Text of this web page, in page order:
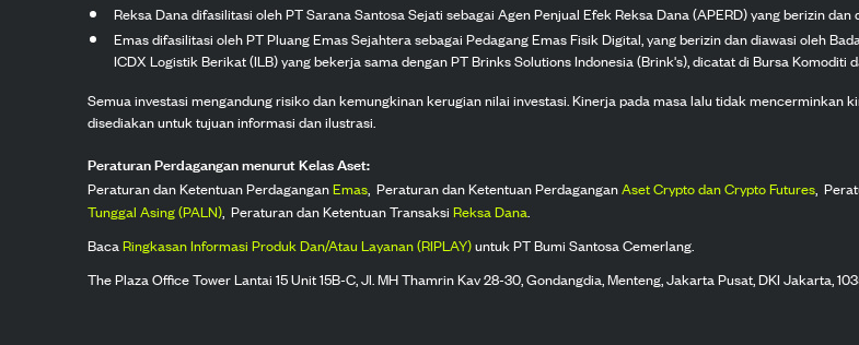
Reksa Dana difasilitasi oleh PT Sarana Santosa Sejati sebagai Agen Penjual Efek Reksa Dana (APERD) yang berizin
Emas difasilitasi oleh PT Pluang Emas Sejahtera sebagai Pedagang Emas Fisik Digital, yang berizin dan diawasi oleh
ICDX Logistik Berikat (ILB) yang bekerja sama dengan PT Brinks Solutions Indonesia (Brink's), dicatat di Bursa Komoditi
Semua investasi mengandung risiko dan kemungkinan kerugian nilai investasi. Kinerja pada masa lalu tidak
disediakan untuk tujuan informasi dan ilustrasi.
Peraturan Perdagangan menurut Kelas Aset:
Peraturan dan Ketentuan PerdaganganEmas, Peraturan dan Ketentuan PerdaganganAset Crypto dan Crypto Futures,
Tunggal Asing (PALN), Peraturan dan Ketentuan Transaksi Reksa Dana.
BacaRingkasan Informasi Produk Dan/Atau Layanan (RIPLAY)untuk PT Bumi Santosa Cemerlang.
The Plaza Office Tower Lantai 15 Unit 15B-C, Jl. MH Thamrin Kav 28-30, Gondangdia, Menteng, Jakarta Pusat, DKI Jakarta,